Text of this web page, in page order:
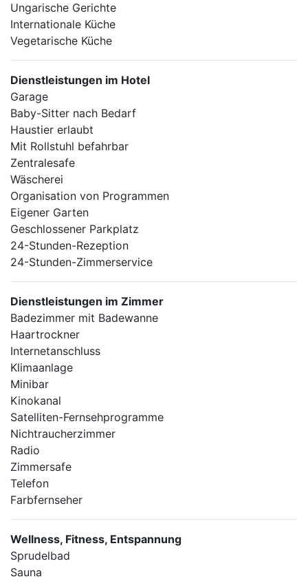
Ungarische Gerichte
Internationale Küche
Vegetarische Küche
Dienstleistungen im Hotel
Garage
Baby-Sitter nach Bedarf
Haustier erlaubt
Mit Rollstuhl befahrbar
Zentralesafe
Wäscherei
Organisation von Programmen
Eigener Garten
Geschlossener Parkplatz
24-Stunden-Rezeption
24-Stunden-Zimmerservice
Dienstleistungen im Zimmer
Badezimmer mit Badewanne
Haartrockner
Internetanschluss
Klimaanlage
Minibar
Kinokanal
Satelliten-Fernsehprogramme
Nichtraucherzimmer
Radio
Zimmersafe
Telefon
Farbfernseher
Wellness, Fitness, Entspannung
Sprudelbad
Sauna